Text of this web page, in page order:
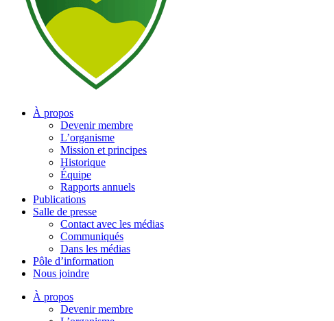
À propos
Devenir membre
L’organisme
Mission et principes
Historique
Équipe
Rapports annuels
Publications
Salle de presse
Contact avec les médias
Communiqués
Dans les médias
Pôle d’information
Nous joindre
À propos
Devenir membre